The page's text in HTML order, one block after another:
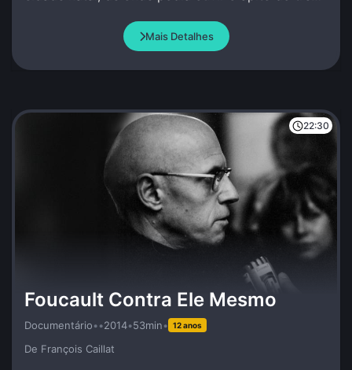
Mais Detalhes
22:30
Foucault Contra Ele Mesmo
Documentário••2014•53min• 12 anos
De François Caillat